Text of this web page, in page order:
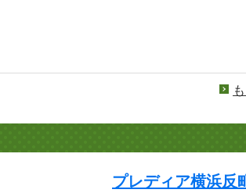
プレディア横浜反